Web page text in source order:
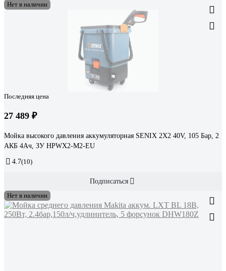
Нет в наличии
Последняя цена
27 489 ₽
Мойка высокого давления аккумуляторная SENIX 2X2 40V, 105 Бар, 2
АКБ 4Ач, ЗУ HPWX2-M2-EU
4.7(10)
Подписаться
Нет в наличии